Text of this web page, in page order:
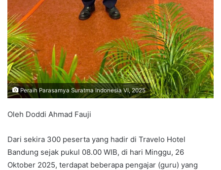
Peraih Parasamya Suratma Indonesia VI, 2025
Oleh Doddi Ahmad Fauji
Dari sekira 300 peserta yang hadir di Travelo Hotel
Bandung sejak pukul 08.00 WIB, di hari Minggu, 26
Oktober 2025, terdapat beberapa pengajar (guru) yang